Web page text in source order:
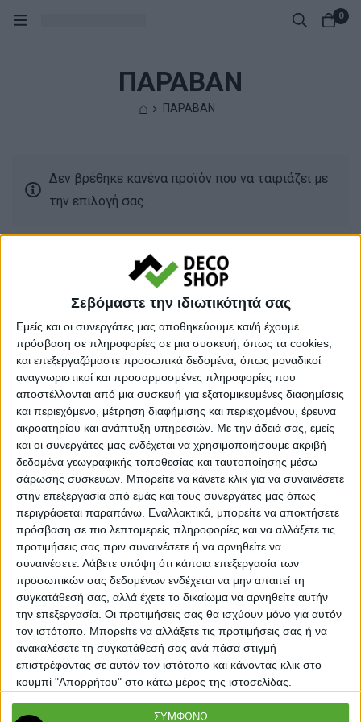
Σεβόμαστε την ιδιωτικότητά σας
Εμείς και οι συνεργάτες μας αποθηκεύουμε και/ή έχουμε
πρόσβαση σε πληροφορίες σε μια συσκευή, όπως τα cookies,
και επεξεργαζόμαστε προσωπικά δεδομένα, όπως μοναδικοί
αναγνωριστικοί και προσαρμοσμένες πληροφορίες που
αποστέλλονται από μια συσκευή για εξατομικευμένες διαφημίσεις
και περιεχόμενο, μέτρηση διαφήμισης και περιεχομένου, έρευνα
ακροατηρίου και ανάπτυξη υπηρεσιών. Με την άδειά σας, εμείς
και οι συνεργάτες μας ενδέχεται να χρησιμοποιήσουμε ακριβή
δεδομένα γεωγραφικής τοποθεσίας και ταυτοποίησης μέσω
σάρωσης συσκευών. Μπορείτε να κάνετε κλικ για να συναινέσετε
στην επεξεργασία από εμάς και τους συνεργάτες μας όπως
περιγράφεται παραπάνω. Εναλλακτικά, μπορείτε να αποκτήσετε
πρόσβαση σε πιο λεπτομερείς πληροφορίες και να αλλάξετε τις
προτιμήσεις σας πριν συναινέσετε ή να αρνηθείτε να
συναινέσετε. Λάβετε υπόψη ότι κάποια επεξεργασία των
προσωπικών σας δεδομένων ενδέχεται να μην απαιτεί τη
συγκατάθεσή σας, αλλά έχετε το δικαίωμα να αρνηθείτε αυτήν
την επεξεργασία. Οι προτιμήσεις σας θα ισχύουν μόνο για αυτόν
τον ιστότοπο. Μπορείτε να αλλάξετε τις προτιμήσεις σας ή να
ανακαλέσετε τη συγκατάθεσή σας ανά πάσα στιγμή
επιστρέφοντας σε αυτόν τον ιστότοπο και κάνοντας κλικ στο
κουμπί "Απορρήτου" στο κάτω μέρος της ιστοσελίδας.
ΣΥΜΦΩΝΩ
0
ΠΑΡΑΒΑΝ
⌂ ΠΑΡΑΒΑΝ
ΦΙΛΤΡΑ
Δεν βρέθηκε κανένα προϊόν που να ταιριάζει με
την επιλογή σας.
Copyright © 2025.